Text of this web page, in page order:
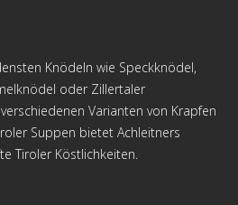
Knödeln wie Speckknödel,
oder Zillertaler
Varianten von Krapfen
Suppen bietet Achleitners
Tiroler Köstlichkeiten.